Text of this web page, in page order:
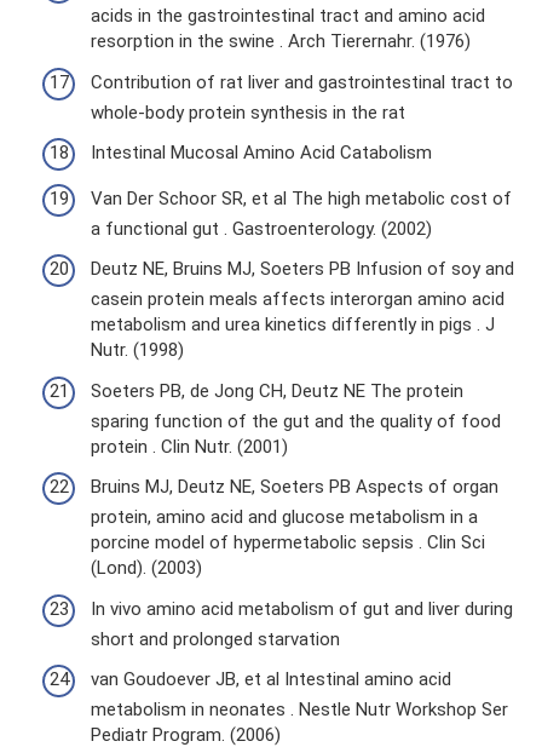
acids in the gastrointestinal tract and amino acid
resorption in the swine . Arch Tierernahr. (1976)
Contribution of rat liver and gastrointestinal tract to
whole-body protein synthesis in the rat
Intestinal Mucosal Amino Acid Catabolism
Van Der Schoor SR, et al The high metabolic cost of
a functional gut . Gastroenterology. (2002)
Deutz NE, Bruins MJ, Soeters PB Infusion of soy and
casein protein meals affects interorgan amino acid
metabolism and urea kinetics differently in pigs . J
Nutr. (1998)
Soeters PB, de Jong CH, Deutz NE The protein
sparing function of the gut and the quality of food
protein . Clin Nutr. (2001)
Bruins MJ, Deutz NE, Soeters PB Aspects of organ
protein, amino acid and glucose metabolism in a
porcine model of hypermetabolic sepsis . Clin Sci
(Lond). (2003)
In vivo amino acid metabolism of gut and liver during
short and prolonged starvation
van Goudoever JB, et al Intestinal amino acid
metabolism in neonates . Nestle Nutr Workshop Ser
Pediatr Program. (2006)